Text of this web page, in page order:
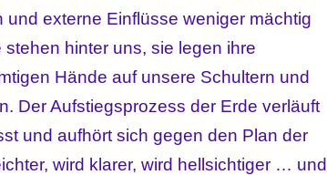
externe Einflüsse weniger mächtig
hinter uns, sie legen ihre
Hände auf unsere Schultern und
Der Aufstiegsprozess der Erde verläuft
und aufhört sich gegen den Plan der
wird klarer, wird hellsichtiger … und